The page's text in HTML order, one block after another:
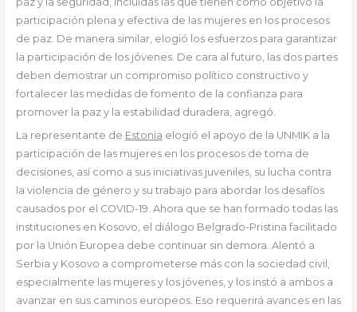
participación plena y efectiva de las mujeres en los procesos
de paz. De manera similar, elogió los esfuerzos para garantizar
la participación de los jóvenes. De cara al futuro, las dos partes
deben demostrar un compromiso político constructivo y
fortalecer las medidas de fomento de la confianza para
promover la paz y la estabilidad duradera, agregó.
La representante de Estonia elogió el apoyo de la UNMIK a la
participación de las mujeres en los procesos de toma de
decisiones, así como a sus iniciativas juveniles, su lucha contra
la violencia de género y su trabajo para abordar los desafíos
causados por el COVID-19. Ahora que se han formado todas las
instituciones en Kosovo, el diálogo Belgrado-Pristina facilitado
por la Unión Europea debe continuar sin demora. Alentó a
Serbia y Kosovo a comprometerse más con la sociedad civil,
especialmente las mujeres y los jóvenes, y los instó a ambos a
avanzar en sus caminos europeos. Eso requerirá avances en las